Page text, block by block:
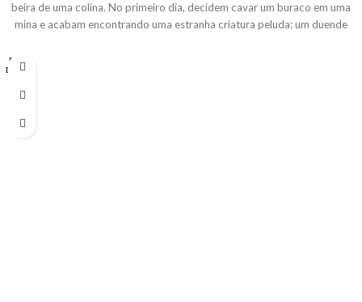
beira de uma colina. No primeiro dia, decidem cavar um buraco em uma
mina e acabam encontrando uma estranha criatura peluda: um duende
FORA
DE EST
OQUE